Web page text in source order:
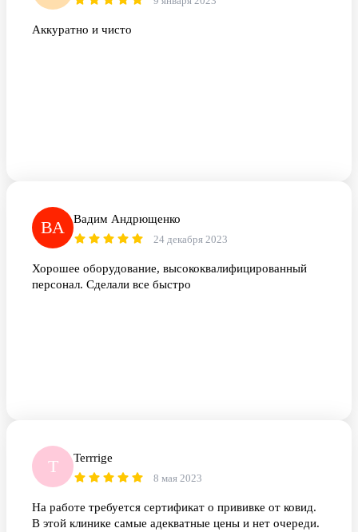
Аккуратно и чисто
ВА Вадим Андрющенко
24 декабря 2023
Хорошее оборудование, высококвалифицированный
персонал. Сделали все быстро
T Terrrige
8 мая 2023
На работе требуется сертификат о прививке от ковид.
В этой клинике самые адекватные цены и нет очереди.